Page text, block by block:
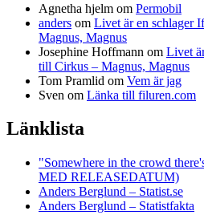
Agnetha hjelm om Permobil
anders om Livet är en schlager
Magnus, Magnus
Josephine Hoffmann om Livet
till Cirkus – Magnus, Magnus
Tom Pramlid om Vem är jag
Sven om Länka till filuren.com
Länklista
"Somewhere in the crowd
MED RELEASEDATUM)
Anders Berglund – Statist.se
Anders Berglund – Statistfakta